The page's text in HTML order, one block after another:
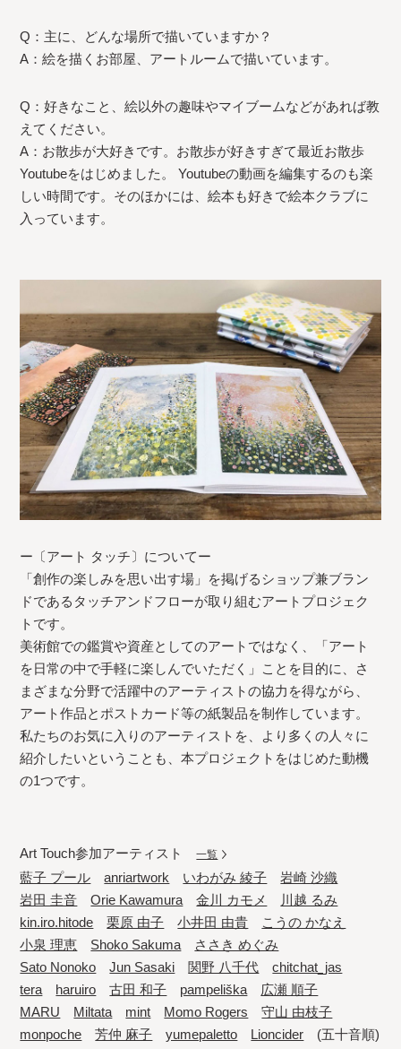
Q：主に、どんな場所で描いていますか？
A：絵を描くお部屋、アートルームで描いています。
Q：好きなこと、絵以外の趣味やマイブームなどがあれば教
えてください。
A：お散歩が大好きです。お散歩が好きすぎて最近お散歩
Youtubeをはじめました。 Youtubeの動画を編集するのも楽
しい時間です。そのほかには、絵本も好きで絵本クラブに
入っています。
ー〔アート タッチ〕についてー
「創作の楽しみを思い出す場」を掲げるショップ兼ブラン
ドであるタッチアンドフローが取り組むアートプロジェク
トです。
美術館での鑑賞や資産としてのアートではなく、「アート
を日常の中で手軽に楽しんでいただく」ことを目的に、さ
まざまな分野で活躍中のアーティストの協力を得ながら、
アート作品とポストカード等の紙製品を制作しています。
私たちのお気に入りのアーティストを、より多くの人々に
紹介したいということも、本プロジェクトをはじめた動機
の1つです。
Art Touch参加アーティスト一覧
藍子 プール anriartwork いわがみ 綾子
岩崎 沙織
岩田 圭音
Orie Kawamura 金川 カモメ
川越 るみ
kin.iro.hitode
栗原 由子 小井田 由貴
こうの かなえ
小泉 理恵
Shoko Sakuma
ささき めぐみ
Sato Nonoko
Jun Sasaki 関野 八千代
chitchat_jas
tera
haruiro 古田 和子 pampeliška
広瀬 順子
MARU
Miltata mint Momo Rogers
守山 由枝子
monpoche
芳仲 麻子 yumepaletto Lioncider (五十音順)